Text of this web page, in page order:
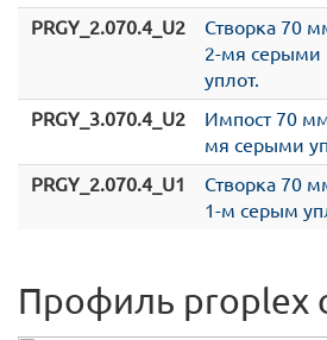
PRGY_2.070.4_U2
Створка 70
2-мя серыми
уплот.
PRGY_3.070.4_U2
Импост 70
мя серыми
PRGY_2.070.4_U1
Створка 70
1-м серым
Профиль proplex